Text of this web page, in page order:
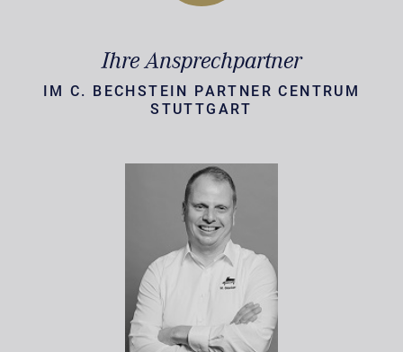
Ihre Ansprechpartner
IM C. BECHSTEIN PARTNER CENTRUM
STUTTGART